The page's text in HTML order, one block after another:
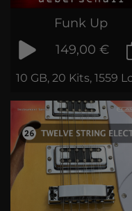
Funk Up
149,00 €
10 GB, 20 Kits, 1559